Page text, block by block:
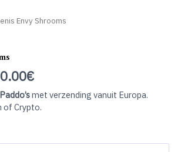
Envy Shrooms
€
met verzending vanuit Europa.
of Crypto.